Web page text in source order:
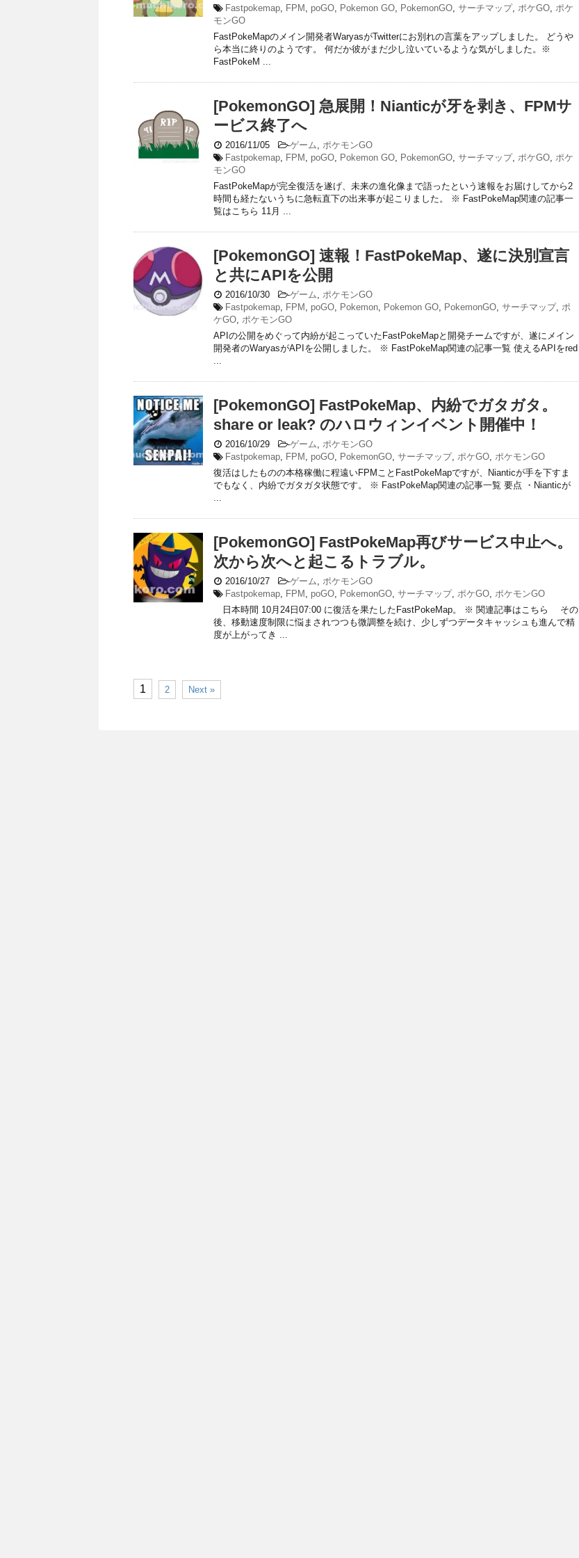
Fastpokemap, FPM , poGO, Pokemon GO, PokemonGO, サーチマップ, ポケGO, ポケ
モンGO
FastPokeMapのメイン開発者WaryasがTwitterにお別れの言葉をアップしました。 どうや
ら本当に終りのようです。 何だか彼がまだ少し泣いているような気がしました。※
FastPokeM ...
[PokemonGO] 急展開！Nianticが牙を剥き、FPMサ
ービス終了へ
2016/11/05 -ゲーム, ポケモンGO
Fastpokemap, FPM , poGO, Pokemon GO, PokemonGO, サーチマップ, ポケGO, ポケ
モンGO
FastPokeMapが完全復活を遂げ、未来の進化像まで語ったという速報をお届けしてから2
時間も経たないうちに急転直下の出来事が起こりました。 ※ FastPokeMap関連の記事一
覧はこちら 11月 ...
[PokemonGO] 速報！FastPokeMap、遂に決別宣言
と共にAPIを公開
2016/10/30 -ゲーム, ポケモンGO
Fastpokemap, FPM , poGO, Pokemon, Pokemon GO, PokemonGO, サーチマップ, ポ
ケGO, ポケモンGO
APIの公開をめぐって内紛が起こっていたFastPokeMapと開発チームですが、遂にメイン
開発者のWaryasがAPIを公開しました。 ※ FastPokeMap関連の記事一覧 使えるAPIをred
...
[PokemonGO] FastPokeMap、内紛でガタガタ。
share or leak? のハロウィンイベント開催中！
2016/10/29 -ゲーム, ポケモンGO
Fastpokemap, FPM , poGO, PokemonGO, サーチマップ, ポケGO, ポケモンGO
復活はしたものの本格稼働に程遠いFPMことFastPokeMapですが、Nianticが手を下すま
でもなく、内紛でガタガタ状態です。 ※ FastPokeMap関連の記事一覧 要点 ・Nianticが
...
[PokemonGO] FastPokeMap再びサービス中止へ。
次から次へと起こるトラブル。
2016/10/27 -ゲーム, ポケモンGO
Fastpokemap, FPM , poGO, PokemonGO, サーチマップ, ポケGO, ポケモンGO
日本時間 10月24日07:00 に復活を果たしたFastPokeMap。 ※ 関連記事はこちら その
後、移動速度制限に悩まされつつも微調整を続け、少しずつデータキャッシュも進んで精
度が上がってき ...
1 2 Next »